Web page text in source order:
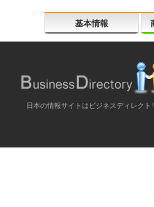
基本情報
日本の情報サイトはビジネスディレクト